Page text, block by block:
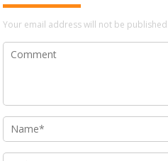
Your email address will not be published.